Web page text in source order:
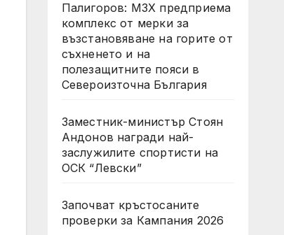
Палигоров: МЗХ предприема
комплекс от мерки за
възстановяване на горите от
съхненето и на
полезащитните пояси в
Североизточна България
Заместник-министър Стоян
Андонов награди най-
заслужилите спортисти на
ОСК “Левски”
Започват кръстосаните
проверки за Кампания 2026